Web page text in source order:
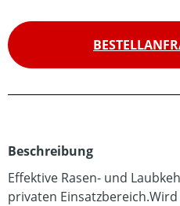
Beschreibung
Effektive Rasen- und
privaten